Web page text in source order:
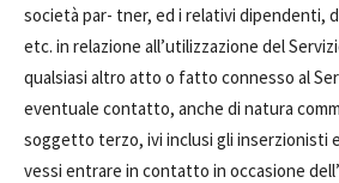
società par- tner, ed i relativi dipendenti,
etc. in relazione all’utilizzazione del
qualsiasi altro atto o fatto connesso al
eventuale contatto, anche di natura
soggetto terzo, ivi inclusi gli inserzionisti
vessi entrare in contatto in occasione